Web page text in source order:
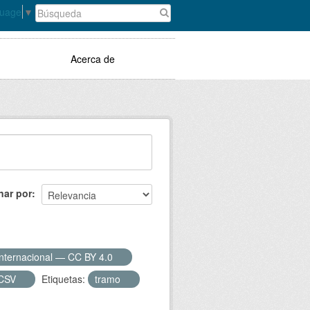
▼
Acerca de
por
— CC BY 4.0
Etiquetas: tramo